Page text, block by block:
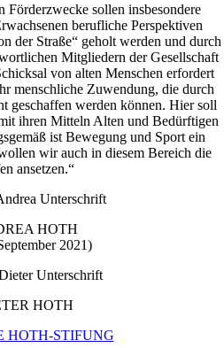
Förderzwecke sollen insbesondere
berufliche Perspektiven
der Straße“ geholt werden und durch
Mitgliedern der Gesellschaft
von alten Menschen erfordert
menschliche Zuwendung, die durch
geschaffen werden können. Hier soll
ihren Mitteln Alten und Bedürftigen
ist Bewegung und Sport ein
wir auch in diesem Bereich die
ansetzen.“
HOTH
2021)
HOTH
HOTH-STIFUNG